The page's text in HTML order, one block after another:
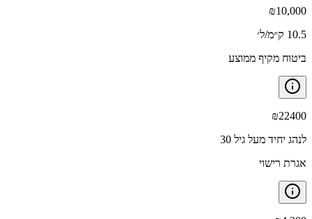
₪10,000
10.5 ק״מ/ל׳
ביטוח מקיף ממוצע
₪22400
לנהג יחיד מעל גיל 30
אגרת רישוי